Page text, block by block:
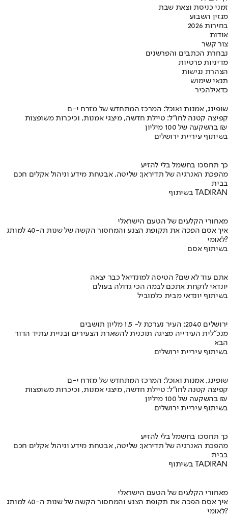
זמני כניסת וצאת שבת
מגזין השבוע
בחירות 2026
אודות
צור קשר
נבחרת הכתבים והפרשנים
מדיניות פרטיות
הצהרת נגישות
תנאי שימוש
כדאילהכיר
שופינג, אמנות ואוכל: המרכז המתחדש של מזרח י-ם
קפיצה קטנה לחו"ל: טיילת חדשה, מיצגי אמנות, וכיכרות משופצות
בהשקעה של 100 מיליון ₪
בשיתוף עיריית ירושלים
כך תחסכו בחשמל בלי להזיע
מהפכת האנרגיה של תדיראן: שליטה, אבטחת מידע וניהול אקלים חכם
בבית
בשיתוף TADIRAN
מאחורי הקלעים של הטעם הישראלי
איך אסם הפכה את תקופת הצנע והמחסור הקשה של שנות ה-40 למותג
לאומי?
בשיתוף אסם
אתם עוד לא שם? הטיסה למונדיאל כבר יצאה
יונדאי לוקחת אתכם לבמה הכי גדולה בעולם
בשיתוף יונדאי מבית כלמוביל
ירושלים 2040: העיר נערכת ל- 1.5 מליון תושבים
מנכ"לית העירייה מציגה תוכנית להשארת הצעירים ובניית עתיד הדור
הבא
בשיתוף עיריית ירושלים
שופינג, אמנות ואוכל: המרכז המתחדש של מזרח י-ם
קפיצה קטנה לחו"ל: טיילת חדשה, מיצגי אמנות, וכיכרות משופצות
בהשקעה של 100 מיליון ₪
בשיתוף עיריית ירושלים
כך תחסכו בחשמל בלי להזיע
מהפכת האנרגיה של תדיראן: שליטה, אבטחת מידע וניהול אקלים חכם
בבית
בשיתוף TADIRAN
מאחורי הקלעים של הטעם הישראלי
איך אסם הפכה את תקופת הצנע והמחסור הקשה של שנות ה-40 למותג
לאומי?